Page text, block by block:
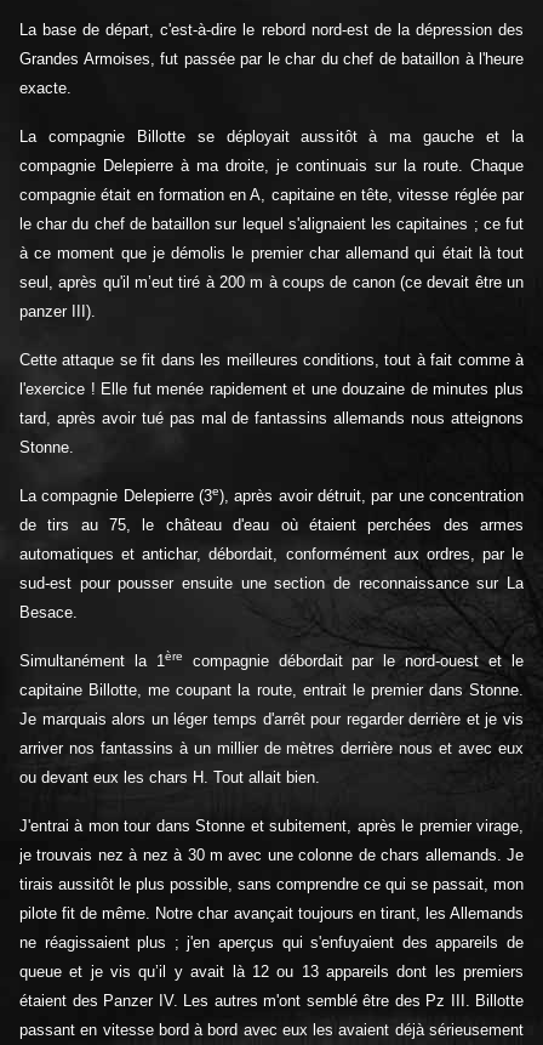
La base de départ, c'est-à-dire le rebord nord-est de la dépression des
Grandes Armoises, fut passée par le char du chef de bataillon à l'heure
exacte.
La compagnie Billotte se déployait aussitôt à ma gauche et la
compagnie Delepierre à ma droite, je continuais sur la route. Chaque
compagnie était en formation en A, capitaine en tête, vitesse réglée par
le char du chef de bataillon sur lequel s'alignaient les capitaines ; ce fut
à ce moment que je démolis le premier char allemand qui était là tout
seul, après qu'il m’eut tiré à 200 m à coups de canon (ce devait être un
panzer III).
Cette attaque se fit dans les meilleures conditions, tout à fait comme à
l'exercice ! Elle fut menée rapidement et une douzaine de minutes plus
tard, après avoir tué pas mal de fantassins allemands nous atteignons
Stonne.
La compagnie Delepierre (3e), après avoir détruit, par une concentration
de tirs au 75, le château d'eau où étaient perchées des armes
automatiques et antichar, débordait, conformément aux ordres, par le
sud-est pour pousser ensuite une section de reconnaissance sur La
Besace.
Simultanément la 1ère
compagnie débordait par le nord-ouest et le
capitaine Billotte, me coupant la route, entrait le premier dans Stonne.
Je marquais alors un léger temps d'arrêt pour regarder derrière et je vis
arriver nos fantassins à un millier de mètres derrière nous et avec eux
ou devant eux les chars H. Tout allait bien.
J'entrai à mon tour dans Stonne et subitement, après le premier virage,
je trouvais nez à nez à 30 m avec une colonne de chars allemands. Je
tirais aussitôt le plus possible, sans comprendre ce qui se passait, mon
pilote fit de même. Notre char avançait toujours en tirant, les Allemands
ne réagissaient plus ; j'en aperçus qui s'enfuyaient des appareils de
queue et je vis qu’il y avait là 12 ou 13 appareils dont les premiers
étaient des Panzer IV. Les autres m'ont semblé être des Pz III. Billotte
passant en vitesse bord à bord avec eux les avaient déjà sérieusement